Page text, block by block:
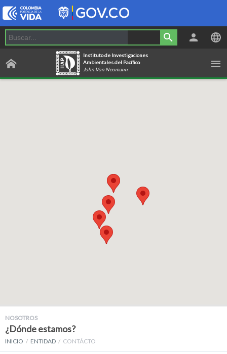
Instituto de Investigaciones
Ambientales del Pacífico
John Von Neumann
NOSOTROS
¿Dónde estamos?
INICIO ENTIDAD CONTÁCTO